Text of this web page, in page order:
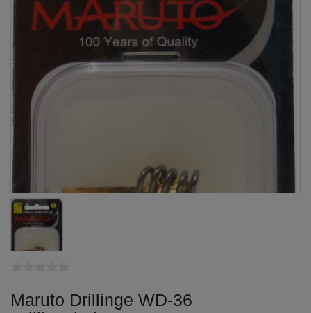
Maruto Drillinge WD-36